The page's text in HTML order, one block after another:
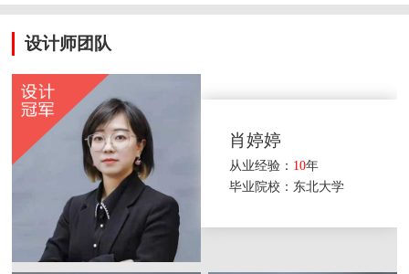
设计师团队
肖婷婷
从业经验： 10年
毕业院校：东北大学